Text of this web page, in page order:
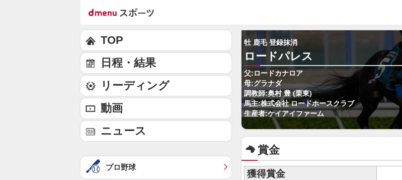
牡 鹿毛 登録抹消
ロードパレス
父:ロードカナロア
母:グラナダ
調教師:奥村 豊 (栗東)
馬主:株式会社 ロードホースクラブ
生産者:ケイアイファーム
賞金
獲得賞金
TOP
日程・結果
リーディング
動画
ニュース
プロ野球